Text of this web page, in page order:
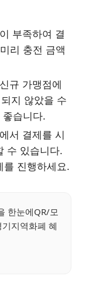
부족하여 결
리 충전 금액
규 가맹점에
지 않았을 수
습니다.
서 결제를 시
수 있습니다.
를 진행하세요.
한눈에QR/모
지역화폐 혜